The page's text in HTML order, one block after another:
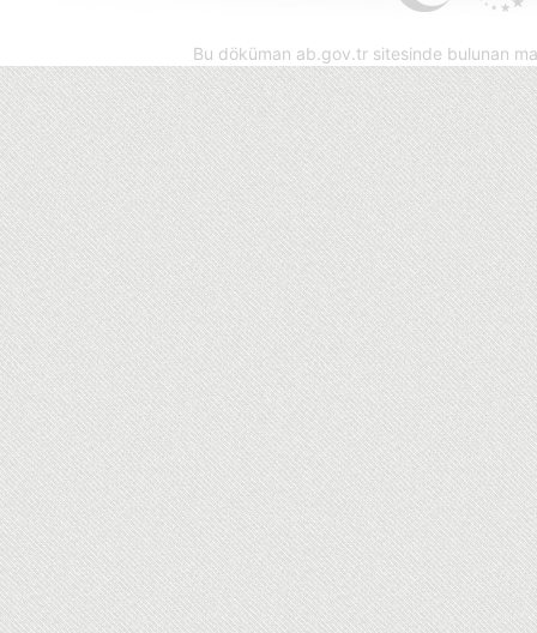
Bu döküman ab.gov.tr sitesinde bulunan